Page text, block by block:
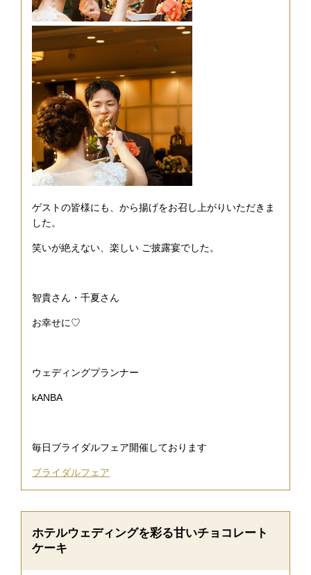
ゲストの皆様にも、から揚げをお召し上がりいただきま
した。
笑いが絶えない、楽しい ご披露宴でした。
智貴さん・千夏さん
お幸せに♡
ウェディングプランナー
kANBA
毎日ブライダルフェア開催しております
ブライダルフェア
ホテルウェディングを彩る甘いチョコレート
ケーキ